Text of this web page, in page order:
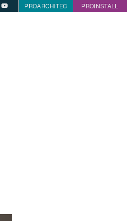
PROARCHITEC PROINSTALL